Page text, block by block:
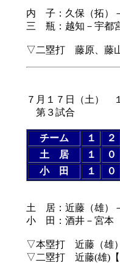
内 子：久保（拓）
三 瓶：越知－宇都
▽二塁打 藤原、藤
７月１７日（土）
第３試合
チーム １ ２
土 居
１ ０
小 田
１ ０
土 居：近藤（雄）
小 田：酒井－宮本
▽本塁打 近藤（雄
▽二塁打 近藤(雄)【